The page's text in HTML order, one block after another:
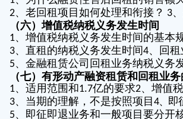
2、老回租项目如何处理和衔接？ 3
（六）增值税纳税义务发生时间
1、增值税纳税义务发生时间的基本
3、直租的纳税义务发生时间4、回
5、金融租赁公司回租业务纳税义务
（七）有形动产融资租赁和回租业
1、适用范围和1.7亿的要求2、增值
3、当期的理解，不是按照项目 4、即
5、即征即退业务和一般项目要分开